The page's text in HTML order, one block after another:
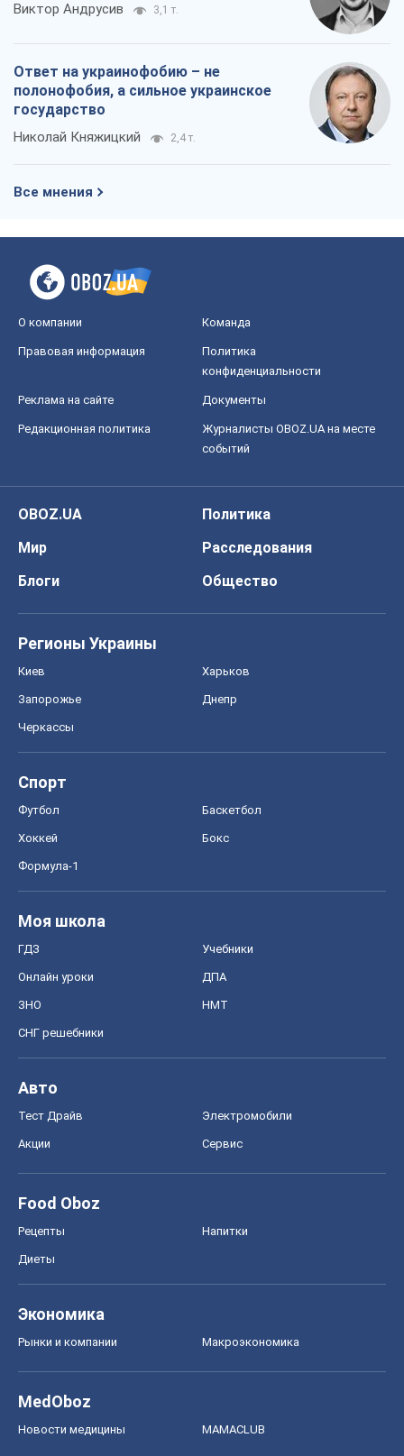
Виктор Андрусив 3,1 т.
Ответ на украинофобию – не
полонофобия, а сильное украинское
государство
Николай Княжицкий 2,4 т.
Все мнения
О компании Команда
Правовая информация
Политика
конфиденциальности
Реклама на сайте Документы
Редакционная политика
Журналисты OBOZ.UA на месте
событий
OBOZ.UA
Политика
Мир
Расследования
Блоги
Общество
Регионы Украины
Киев Харьков
Запорожье Днепр
Черкассы
Спорт
Футбол Баскетбол
Хоккей Бокс
Формула-1
Моя школа
ГДЗ Учебники
Онлайн уроки ДПА
ЗНО НМТ
СНГ решебники
Авто
Тест Драйв Электромобили
Акции Сервис
Food Oboz
Рецепты Напитки
Диеты
Экономика
Рынки и компании Mакроэкономика
MedOboz
Новости медицины MAMACLUB